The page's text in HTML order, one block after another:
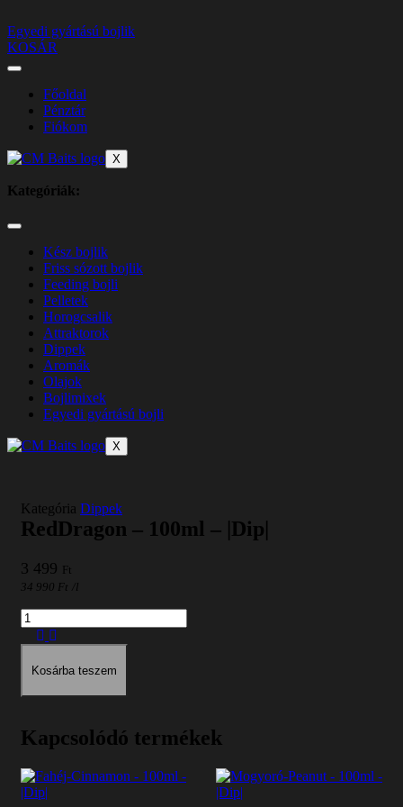
Egyedi gyártású bojlik
KOSÁR
Főoldal
Pénztár
Fiókom
X
Kategóriák:
Kész bojlik
Friss sózott bojlik
Feeding bojli
Pelletek
Horogcsalik
Attraktorok
Dippek
Aromák
Olajok
Bojlimixek
Egyedi gyártású bojli
X
Kategória Dippek
RedDragon – 100ml – |Dip|
3 499 Ft
34 990 Ft /l
Mennyiség
Kosárba teszem
Kapcsolódó termékek